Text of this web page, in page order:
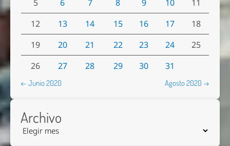
5
6 7 8 9 10
11
12
13 14 15 16 17
18
19
20 21 22 23 24
25
26
27 28 29 30 31
← Junio 2020 Agosto 2020 →
Archivo